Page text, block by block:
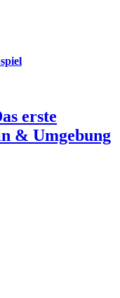
erste
& Umgebung